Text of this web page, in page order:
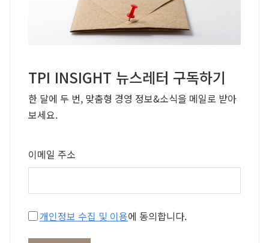
TPI INSIGHT 뉴스레터 구독하기
한 달에 두 번, 맞춤형 경영 정보&소식을 메일로 받아
보세요.
이메일 주소
개인정보 수집 및 이용에 동의합니다.